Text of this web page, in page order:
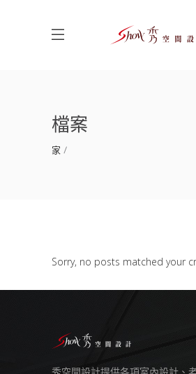
檔案
家
Sorry, no posts matched your